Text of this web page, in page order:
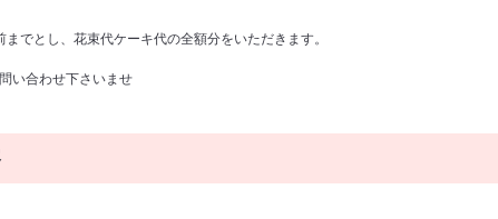
でとし、花束代ケーキ代の全額分をいただきます。
い合わせ下さいませ